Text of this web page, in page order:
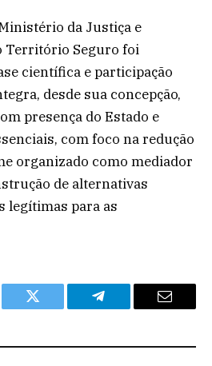
da Justiça e
Território Seguro foi
científica e participação
desde sua concepção,
presença do Estado e
com foco na redução
organizado como mediador
de alternativas
legítimas para as
Twitter Telegram Email